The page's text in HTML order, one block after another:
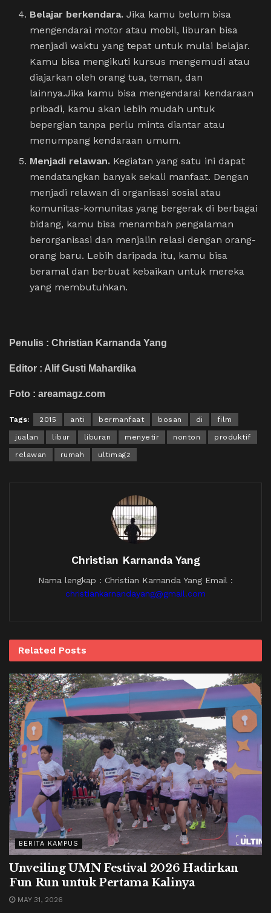
Belajar berkendara.Jika kamu belum bisa
mengendarai motor atau mobil, liburan bisa
menjadi waktu yang tepat untuk mulai belajar.
Kamu bisa mengikuti kursus mengemudi atau
diajarkan oleh orang tua, teman, dan
lainnya.Jika kamu bisa mengendarai kendaraan
pribadi, kamu akan lebih mudah untuk
bepergian tanpa perlu minta diantar atau
menumpang kendaraan umum.
Menjadi relawan. Kegiatan yang satu ini dapat
mendatangkan banyak sekali manfaat. Dengan
menjadi relawan di organisasi sosial atau
komunitas-komunitas yang bergerak di berbagai
bidang, kamu bisa menambah pengalaman
berorganisasi dan menjalin relasi dengan orang-
orang baru. Lebih daripada itu, kamu bisa
beramal dan berbuat kebaikan untuk mereka
yang membutuhkan.
Penulis : Christian Karnanda Yang
Editor : Alif Gusti Mahardika
Foto : areamagz.com
Tags: 2015 anti bermanfaat bosan di film
jualan libur liburan menyetir nonton produktif
relawan rumah ultimagz
Christian Karnanda Yang
Nama lengkap : Christian Karnanda Yang Email :
christiankarnandayang@gmail.com
Related Posts
BERITA KAMPUS
Unveiling UMN Festival 2026 Hadirkan
Fun Run untuk Pertama Kalinya
MAY 31, 2026